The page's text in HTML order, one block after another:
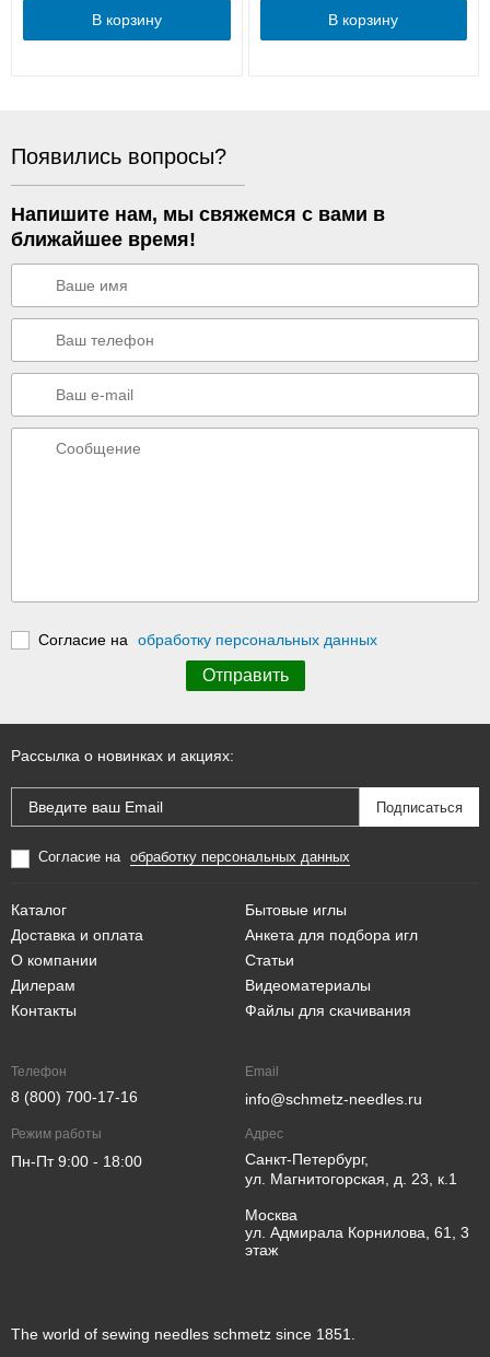
В корзину В корзину
Появились вопросы?
Напишите нам, мы свяжемся с вами в
ближайшее время!
Согласие на обработку персональных данных
The world of sewing needles schmetz since 1851.
Рассылка о новинках и акциях:
Согласие на обработку персональных данных
Каталог
Доставка и оплата
О компании
Дилерам
Контакты
Бытовые иглы
Анкета для подбора игл
Статьи
Видеоматериалы
Файлы для скачивания
Телефон
8 (800) 700-17-16
Email
info@schmetz-needles.ru
Режим работы
Пн-Пт 9:00 - 18:00
Адрес
Санкт-Петербург,
ул. Магнитогорская, д. 23, к.1
Москва
ул. Адмирала Корнилова, 61, 3
этаж